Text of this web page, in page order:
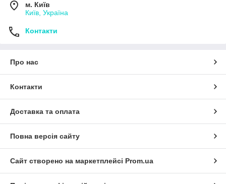
м. Київ
Київ, Україна
Контакти
Про нас
Контакти
Доставка та оплата
Повна версія сайту
Сайт створено на маркетплейсі Prom.ua